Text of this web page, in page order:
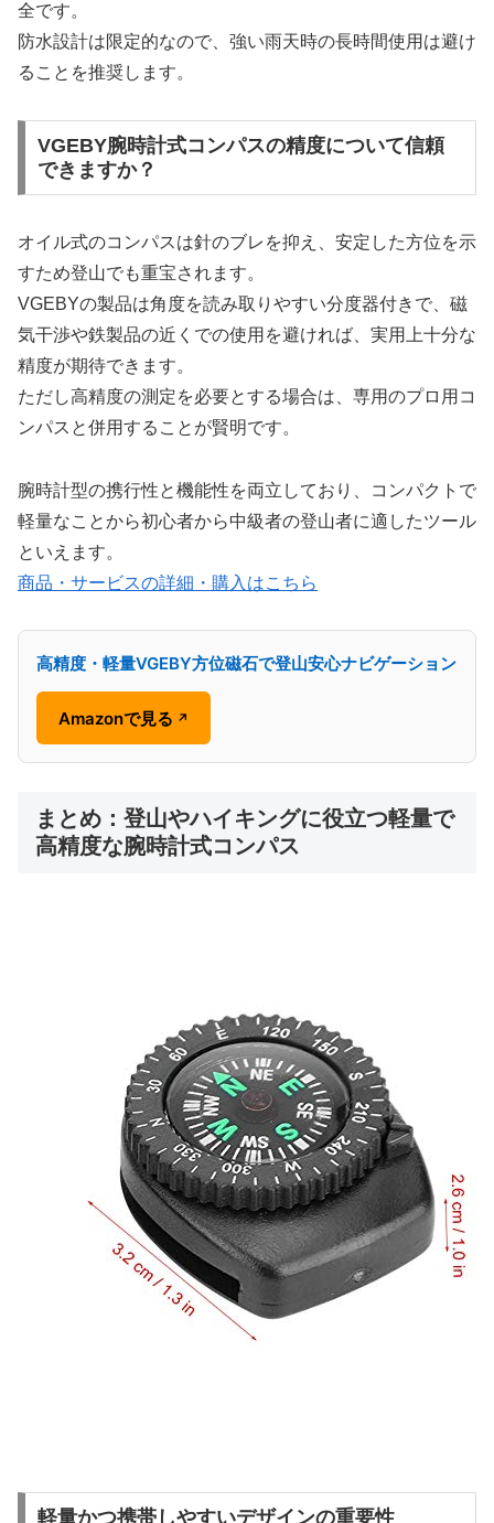
全です。
防水設計は限定的なので、強い雨天時の長時間使用は避け
ることを推奨します。
VGEBY腕時計式コンパスの精度について信頼
できますか？
オイル式のコンパスは針のブレを抑え、安定した方位を示
すため登山でも重宝されます。
VGEBYの製品は角度を読み取りやすい分度器付きで、磁
気干渉や鉄製品の近くでの使用を避ければ、実用上十分な
精度が期待できます。
ただし高精度の測定を必要とする場合は、専用のプロ用コ
ンパスと併用することが賢明です。
腕時計型の携行性と機能性を両立しており、コンパクトで
軽量なことから初心者から中級者の登山者に適したツール
といえます。
商品・サービスの詳細・購入はこちら
高精度・軽量VGEBY方位磁石で登山安心ナビゲーション
Amazonで見る ↗
まとめ：登山やハイキングに役立つ軽量で
高精度な腕時計式コンパス
軽量かつ携帯しやすいデザインの重要性